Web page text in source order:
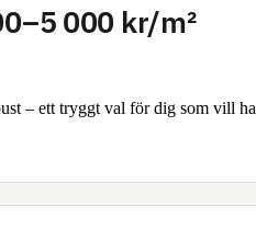
000 kr/m²
– ett tryggt val för dig som vill ha